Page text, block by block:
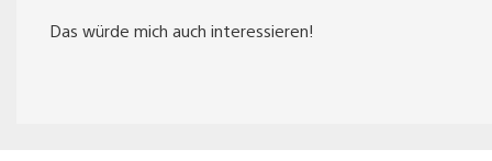
Das würde mich auch interessieren!